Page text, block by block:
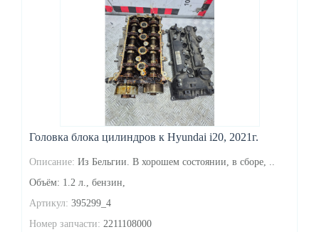
Головка блока цилиндров к Hyundai i20, 2021г.
Описание: Из Бельгии. В хорошем состоянии, в сборе, ..
Объём: 1.2 л., бензин,
Артикул: 395299_4
Номер запчасти: 2211108000